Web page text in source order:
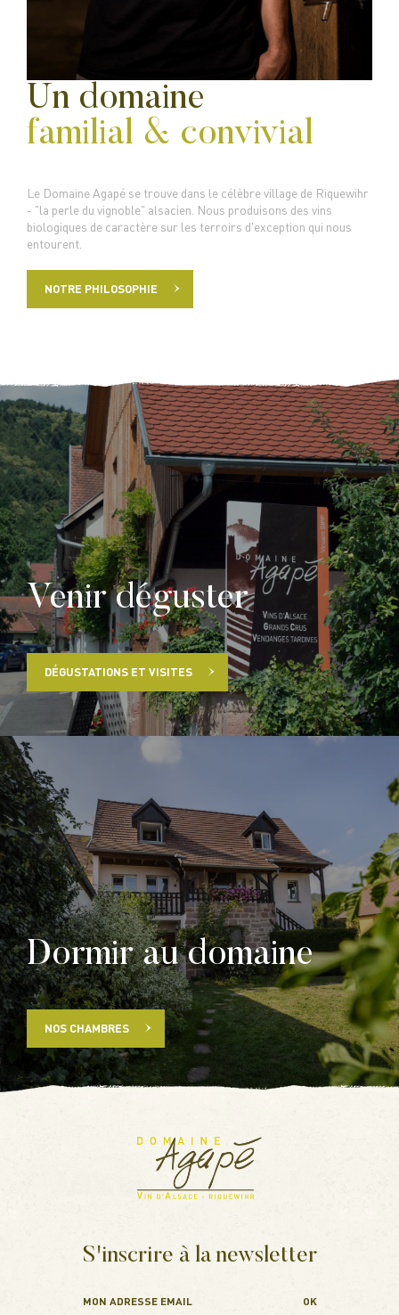
Un domaine
familial & convivial
Le Domaine Agapé se trouve dans le célèbre village de Riquewihr
- "la perle du vignoble" alsacien. Nous produisons des vins
biologiques de caractère sur les terroirs d'exception qui nous
entourent.
NOTRE PHILOSOPHIE
Venir déguster
DÉGUSTATIONS ET VISITES
Dormir au domaine
NOS CHAMBRES
S'inscrire à la newsletter